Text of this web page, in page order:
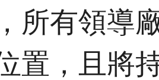
所有領導
置，且將